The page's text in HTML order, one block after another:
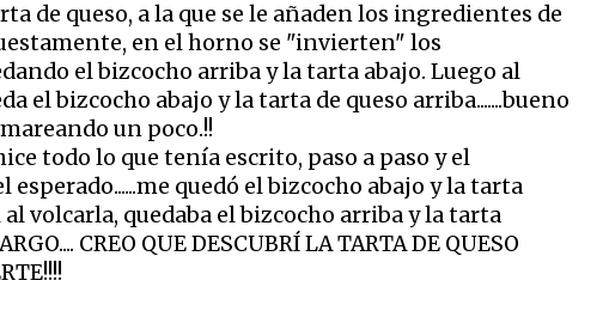
de queso, a la que se le añaden los ingredientes de
en el horno se "invierten" los
el bizcocho arriba y la tarta abajo. Luego al
el bizcocho abajo y la tarta de queso arriba.......bueno
un poco.!!
todo lo que tenía escrito, paso a paso y el
esperado......me quedó el bizcocho abajo y la tarta
volcarla, quedaba el bizcocho arriba y la tarta
CREO QUE DESCUBRÍ LA TARTA DE QUESO